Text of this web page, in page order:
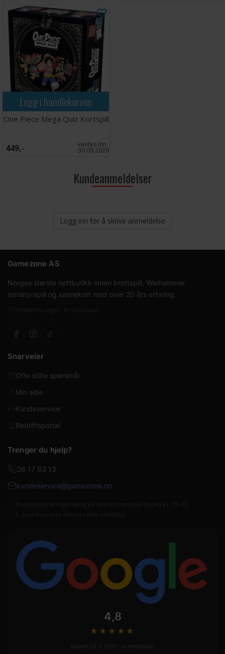
Legg i handlekurven
One Piece Mega Quiz Kortspill
449,- Ventes inn
30.09.2026
Kundeanmeldelser
Logg inn for å skrive anmeldelse
Gamezone AS
Norges største nettbutikk innen brettspill, Warhammer
miniatyrspill og samlekort med over 20 års erfaring.
Snarveier
Ofte stilte spørsmål
Min side
Kundeservice
Bedriftsportal
Trenger du hjelp?
38 17 83 13
kundeservice@gamezone.no
4,8
★★★★ ★